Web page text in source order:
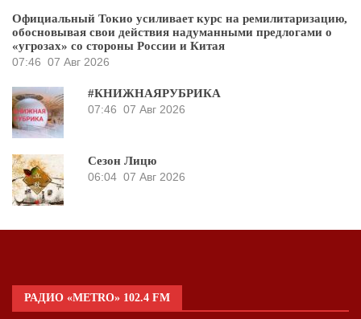
Официальный Токио усиливает курс на ремилитаризацию,
обосновывая свои действия надуманными предлогами о
«угрозах» со стороны России и Китая
07:46 07 Авг 2026
#КНИЖНАЯРУБРИКА
07:46 07 Авг 2026
Сезон Лицю
06:04 07 Авг 2026
РАДИО «METRO» 102.4 FM